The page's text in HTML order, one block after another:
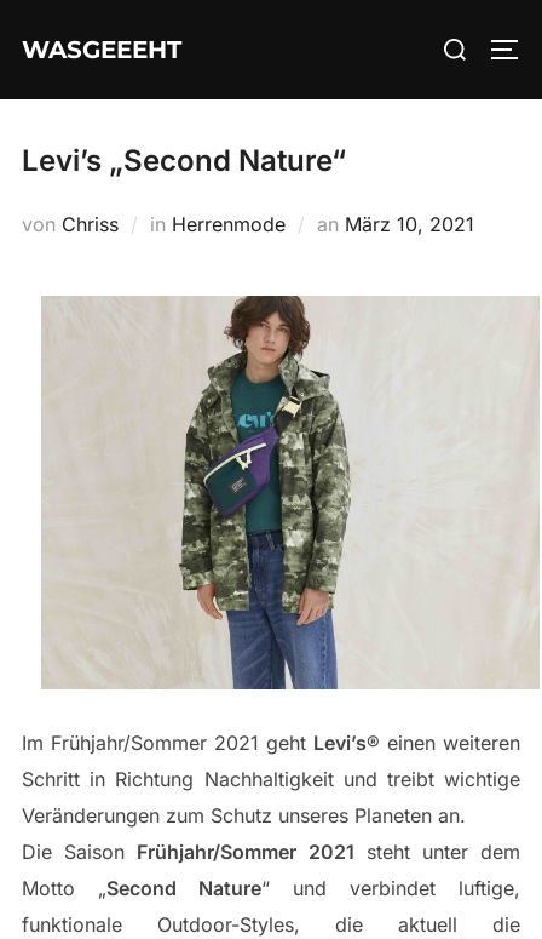
InhaltWASGEEEHT
Suchen
Levi’s „Second Nature“
von Chriss in Herrenmode an Veröffentlicht
März 10, 2021
Im Frühjahr/Sommer 2021 geht Levi’s® einen weiteren
Schritt in Richtung Nachhaltigkeit und treibt wichtige
Veränderungen zum Schutz unseres Planeten an.
Die Saison Frühjahr/Sommer 2021 steht unter dem
Motto „Second Nature“ und verbindet luftige,
funktionale Outdoor-Styles, die aktuell die